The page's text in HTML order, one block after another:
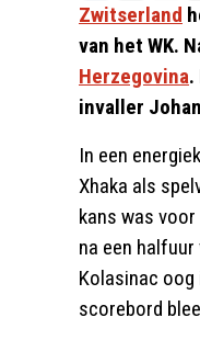
Zwitserland
van het WK.
Herzegovina.
invaller
In een
Xhaka als
kans was
na een
Kolasinac
scorebord